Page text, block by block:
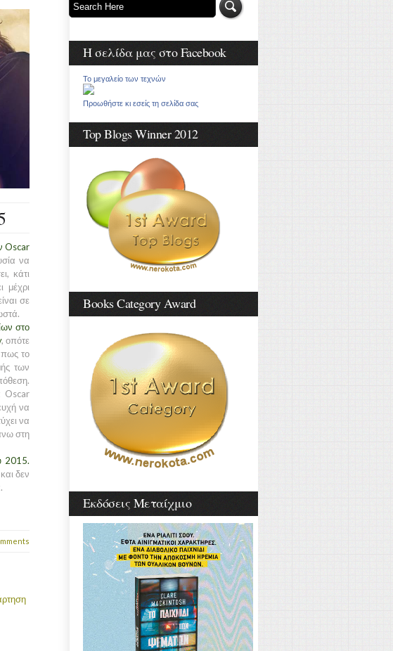
Oscar
να
κάτι
μέχρι
σε
στο
, οπότε
πως το
των
Oscar
να
να
στη
2015.
δεν
Η σελίδα μας στο Facebook
Το μεγαλείο των τεχνών
Προωθήστε κι εσείς τη σελίδα σας
Top Blogs Winner 2012
Books Category Award
Εκδόσεις Μεταίχμιο